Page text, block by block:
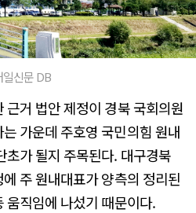
일신문 DB
근거 법안 제정이 경북 국회의원
가운데 주호영 국민의힘 원내
초가 될지 주목된다. 대구경북
주 원내대표가 양측의 정리된
움직임에 나섰기 때문이다.